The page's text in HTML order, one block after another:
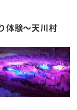
体験～天川村